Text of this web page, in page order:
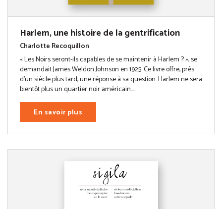
Harlem, une histoire de la gentrification
Charlotte Recoquillon
« Les Noirs seront-ils capables de se maintenir à Harlem ? », se
demandait James Weldon Johnson en 1925. Ce livre offre, près
d’un siècle plus tard, une réponse à sa question. Harlem ne sera
bientôt plus un quartier noir américain....
En savoir plus